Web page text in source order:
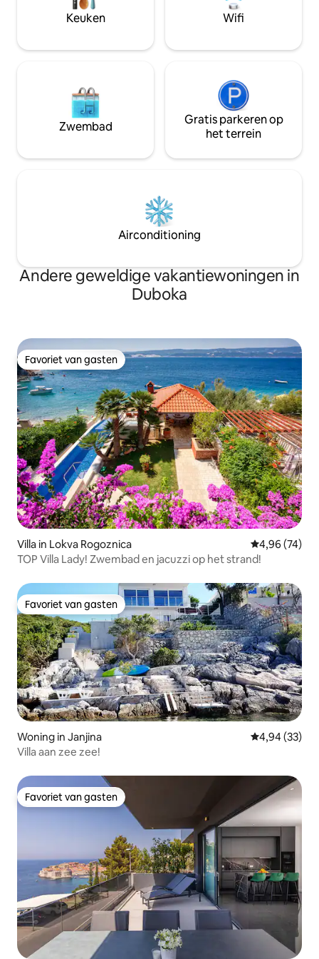
appartement is uitgerust met 2
slaapkamers, een keuken, een
badkamers.
je koffie te genieten. Zeer
welkom!
Keuken Wifi
Zwembad
Gratis parkeren op
het terrein
Airconditioning
Andere geweldige vakantiewoningen in
Duboka
Favoriet van gasten
Favoriet van gasten
Villa in Lokva Rogoznica Gemiddelde
4,96 (74)
TOP Villa Lady! Zwembad en jacuzzi op het strand!
Favoriet van gasten
Favoriet van gasten
Woning in Janjina Gemiddelde
4,94 (33)
Villa aan zee zee!
Favoriet van gasten
Favoriet van gasten